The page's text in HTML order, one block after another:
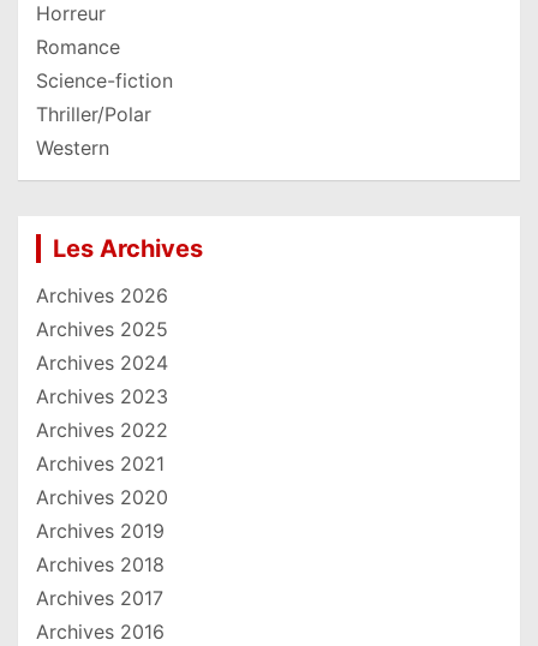
Horreur
Romance
Science-fiction
Thriller/Polar
Western
Les Archives
Archives 2026
Archives 2025
Archives 2024
Archives 2023
Archives 2022
Archives 2021
Archives 2020
Archives 2019
Archives 2018
Archives 2017
Archives 2016